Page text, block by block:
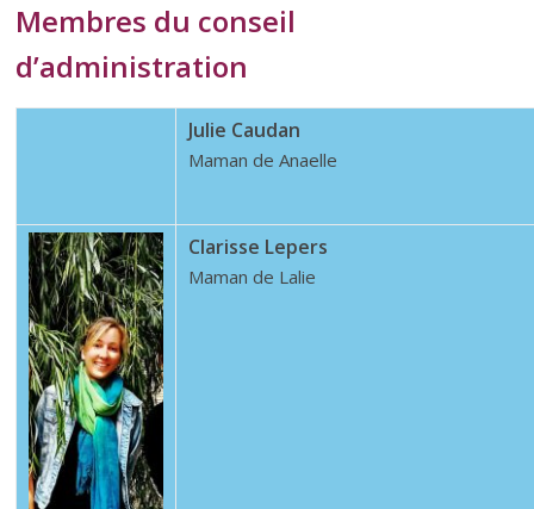
Membres du conseil
d’administration
Julie Caudan
Maman de Anaelle
Clarisse Lepers
Maman de Lalie